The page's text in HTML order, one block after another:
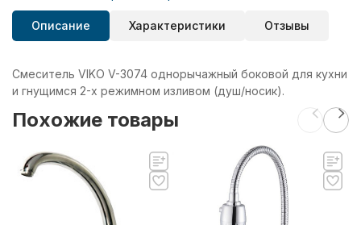
Описание Характеристики Отзывы
Смеситель VIKO V-3074 однорычажный боковой для кухни
и гнущимся 2-х режимном изливом (душ/носик).
Похожие товары